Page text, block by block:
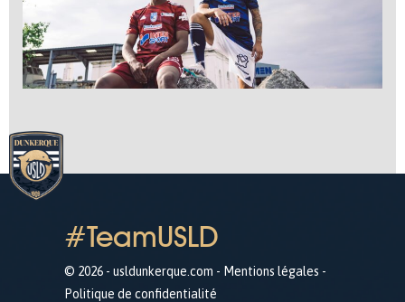
#TeamUSLD
© 2026 - usldunkerque.com - Mentions légales -
Politique de confidentialité